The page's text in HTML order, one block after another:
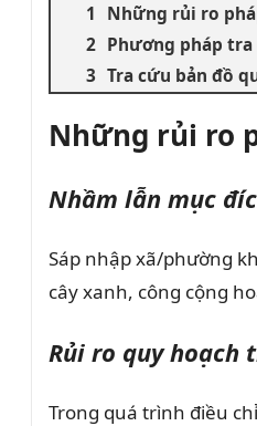
Những rủi ro
Phương pháp tra
Tra cứu bản đồ
Những rủi ro
Nhầm lẫn mục
Sáp nhập xã/phường
cây xanh, công cộng
Rủi ro quy hoạch
Trong quá trình điều